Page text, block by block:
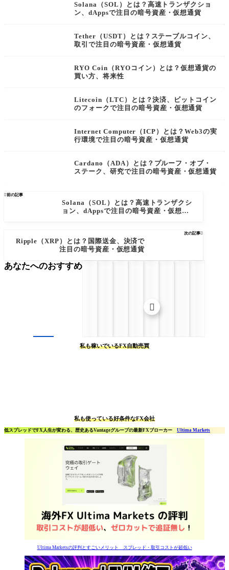
Solana（SOL）とは？高速トランザクショ
ン、dAppsで注目の暗号資産・仮想通貨
Tether（USDT）とは？ステーブルコイン、
取引で注目の暗号資産・仮想通貨
RYO Coin（RYOコイン）とは？仮想通貨の
買い方、将来性
Litecoin（LTC）とは？決済、ビットコイン
のフォークで注目の暗号資産・仮想通貨
Internet Computer（ICP）とは？Web3の実
行環境で注目の暗号資産・仮想通貨
Cardano（ADA）とは？プルーフ・オブ・
ステーク、研究で注目の暗号資産・仮想通貨
前の記事
Solana（SOL）とは？高速トランザクシ
ョン、dAppsで注目の暗号資産・仮想通
次の記事
Ripple（XRP）とは？国際送金、決済で
注目の暗号資産・仮想通貨
私も稼いでいるFX自動売買
私も使っている好条件なFX会社
低スプレッドでFX人生が変わる、歴史あるVantageグループの最新FXブローカー Ultima Markets
Ultima Marketsの評判とすごいメリット スプレッド・取引コストが超低い
あなたへのおすすめ
